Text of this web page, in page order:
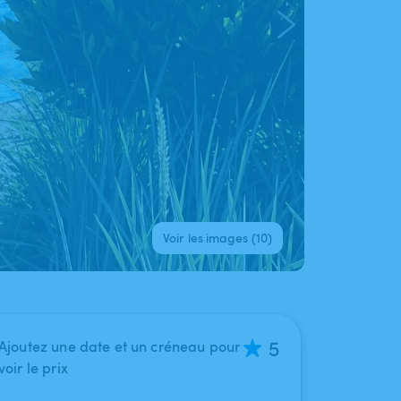
Voir les images (10)
une date et un créneau pour
le prix
5